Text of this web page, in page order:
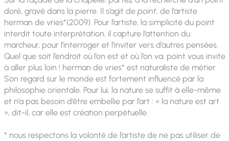
doré, gravé dans la pierre. Il s’agit de point, de l’artiste
herman de vries*(2009). Pour l’artiste, la simplicité du point
interdit toute interprétation, il capture l’attention du
marcheur, pour l’interroger et l’inviter vers d’autres pensées.
Quel que soit l’endroit où l’on est et où l’on va, point vous invite
à aller plus loin ! herman de vries* est naturaliste de métier.
Son regard sur le monde est fortement influencé par la
philosophie orientale. Pour lui, la nature se suffit à elle-même
et n’a pas besoin d’être embellie par l’art : « la nature est art
», dit-il, car elle est création perpétuelle.
* nous respectons la volonté de l’artiste de ne pas utiliser de